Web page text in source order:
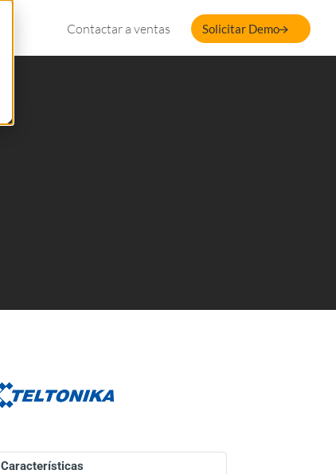
Contactar a ventas Solicitar Demo
Características